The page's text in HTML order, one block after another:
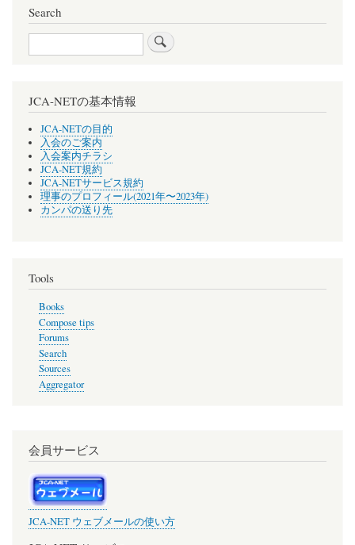
内
閣
Search
Search
JCA-NETの基本情報
JCA-NETの目的
入会のご案内
入会案内チラシ
JCA-NET規約
JCA-NETサービス規約
理事のプロフィール(2021年〜2023年)
カンパの送り先
Tools
Books
Compose tips
Forums
Search
Sources
Aggregator
会員サービス
JCA-NET ウェブメールの使い方